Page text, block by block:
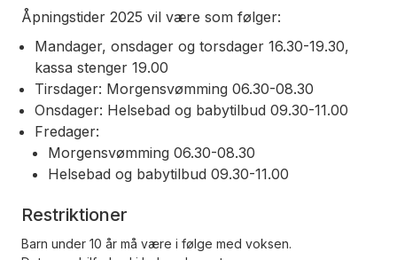
Åpningstider 2025 vil være som følger:
Mandager, onsdager og torsdager 16.30-19.30,
kassa stenger 19.00
Tirsdager: Morgensvømming 06.30-08.30
Onsdager: Helsebad og babytilbud 09.30-11.00
Fredager:
Morgensvømming 06.30-08.30
Helsebad og babytilbud 09.30-11.00
Restriktioner
Barn under 10 år må være i følge med voksen.